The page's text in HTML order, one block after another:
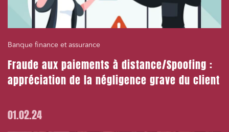
Banque finance et assurance
Fraude aux paiements à distance/Spoofing :
appréciation de la négligence grave du client
01.02.24